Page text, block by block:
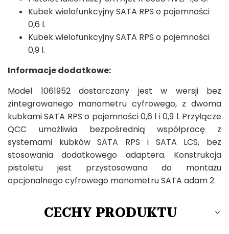
Kubek wielofunkcyjny SATA RPS o pojemności
0,6 l.
Kubek wielofunkcyjny SATA RPS o pojemności
0,9 l.
Informacje dodatkowe:
Model 1061952 dostarczany jest w wersji bez
zintegrowanego manometru cyfrowego, z dwoma
kubkami SATA RPS o pojemności 0,6 l i 0,9 l. Przyłącze
QCC umożliwia bezpośrednią współpracę z
systemami kubków SATA RPS i SATA LCS, bez
stosowania dodatkowego adaptera. Konstrukcja
pistoletu jest przystosowana do montażu
opcjonalnego cyfrowego manometru SATA adam 2.
CECHY PRODUKTU